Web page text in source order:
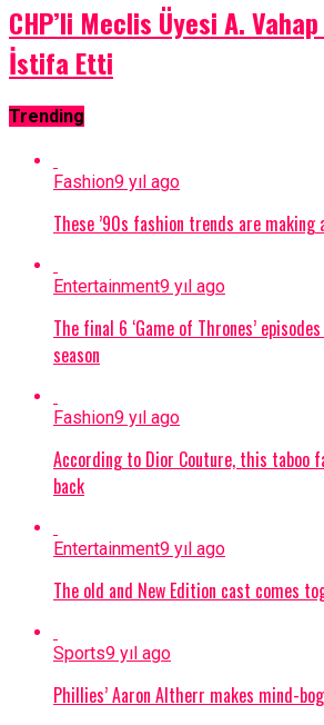
CHP’li Meclis Üyesi A.
İstifa Etti
Trending
Fashion9 yıl ago
These ’90s fashion trends are making
Entertainment9 yıl ago
The final 6 ‘Game of Thrones’
season
Fashion9 yıl ago
According to Dior Couture, this taboo
back
Entertainment9 yıl ago
The old and New Edition cast comes
Sports9 yıl ago
Phillies’ Aaron Altherr makes mind-